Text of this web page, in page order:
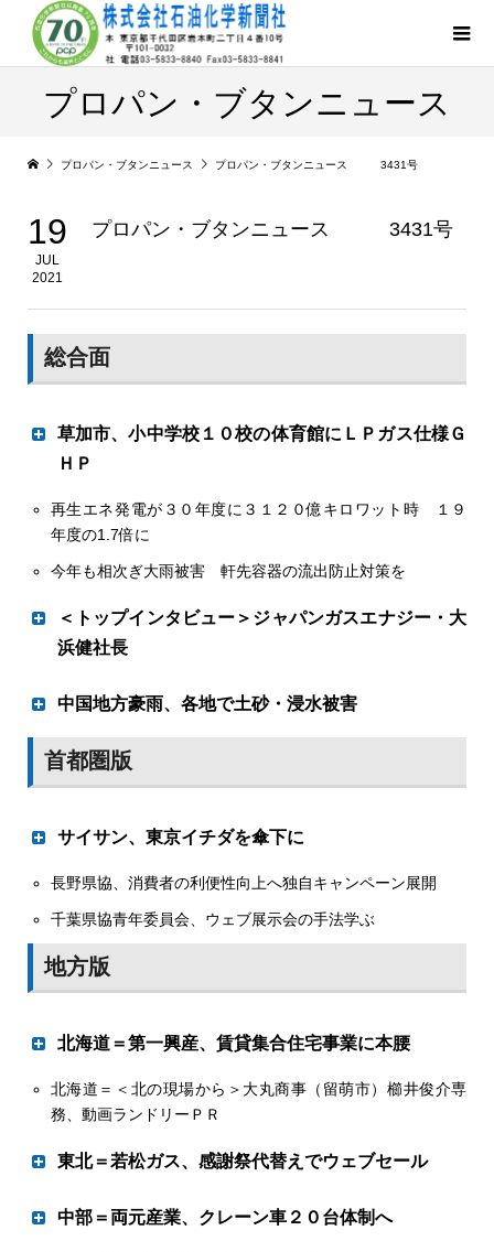
プロパン・ブタンニュース
プロパン・ブタンニュース プロパン・ブタンニュース 3431号
19
JUL
2021
プロパン・ブタンニュース 3431号
総合面
草加市、小中学校１０校の体育館にＬＰガス仕様Ｇ
ＨＰ
ブロック単位で強靭化へ
草加市（浅井昌志市長）は２０２２年度までに市内全小・
中学校32校の体育館への空調設置を進めており、うち10
校に対しＬＰガス仕様ＧＨＰ導入を計画していることが明
らかになった。他は電気14校、都市ガス仕様ＧＨＰ８校。
対し、ＬＰガス仕様ＧＨＰの体育館を配置するようにし
た。20年度計画の小学４校・中学３校は設置済みで、うち
長栄小、新田中、川柳中の３校にＬＰガス仕様ＧＨＰを設
置した。
再生エネ発電が３０年度に３１２０億キロワット時 １９
年度の1.7倍に
今年も相次ぎ大雨被害 軒先容器の流出防止対策を
＜トップインタビュー＞ジャパンガスエナジー・大
浜健社長
低炭素社会を追及
中国地方豪雨、各地で土砂・浸水被害
ＬＰガス容器埋没も２次被害を抑止
中国地方は12日、山陰や広島県北部で記録的な大雨に見舞
われた。各地で土砂崩れや河川の氾濫による道路の冠水が
相次いだ。
71・５㍉㍍、雲南市掛谷で69・０㍉㍍、同県川本町で
59・０㍉㍍など。いずれも観測史上最多を記録した。広島
県では庄原市高野が７月史上最多となる51・５㍉㍍を記録
４市３町も計約31万人に同４の「避難指示」を出した。広
島県では庄原市と三次市の計約２万５千人を対象に避難指
示を出した。 雲南市では三刀屋川が一時、氾濫危険水位
につかった。松江市や出雲市、飯南町などでも浸水被害が
宅などの浸水被害が９市町村で計３２１棟と発表した。
首都圏版
サイサン、東京イチダを傘下に
関東圏の産業ガスを強化
サイサン（本社・さいたま市、川本武彦社長）は７月に東
京都江戸川区東瑞江の東京イチダ（市田宏志社長）をガス
奈川エリアにおける両社間の産業ガス事業強化を図るとと
東京イチダは１９４８年２月に設立し、高圧ガスと産業用
ＬＰガスの販売、産業ガス機器や溶接機器の販売を通じて
人。
活用し、総合エネルギー事業者としての発展を目指す。
長野県協、消費者の利便性向上へ独自キャンペーン展開
千葉県協青年委員会、ウェブ展示会の手法学ぶ
地方版
北海道＝第一興産、賃貸集合住宅事業に本腰
砂川市にオールＬＰガス住宅２棟新築
北海道＝＜北の現場から＞大丸商事（留萌市）櫛井俊介専
務、動画ランドリーＰＲ
東北＝若松ガス、感謝祭代替えでウェブセール
売上高目標を大幅超過
中部＝両元産業、クレーン車２０台体制へ